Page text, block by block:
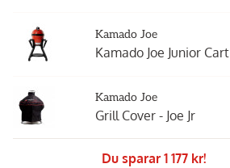
Kamado Joe
Kamado Joe Junior Cart
Kamado Joe
Grill Cover - Joe Jr
Du sparar 1 177 kr!